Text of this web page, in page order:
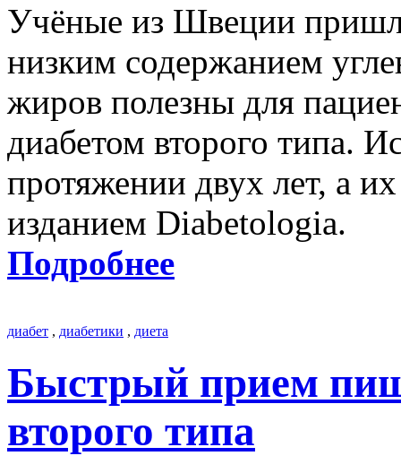
Учёные из Швеции
низким содержанием
жиров полезны для
диабетом второго типа.
протяжении двух лет, а
изданием Diabetologia.
Подробнее
диабет , диабетики , диета
Быстрый прием
второго типа